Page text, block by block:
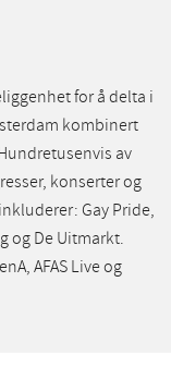
for å delta i
kombinert
av
konserter og
Gay Pride,
og De Uitmarkt.
AFAS Live og